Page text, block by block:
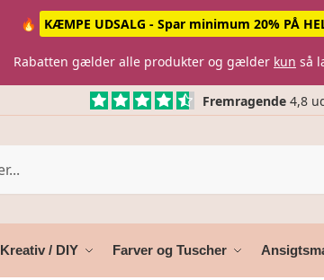
🔥 KÆMPE UDSALG - Spar minimum 20% PÅ
Rabatten gælder alle produkter og gælder kun så
Fremragende4,8
Kreativ / DIY Farver og Tuscher